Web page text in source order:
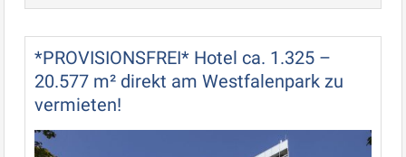
*PROVISIONSFREI* Hotel ca. 1.325 –
20.577 m² direkt am Westfalenpark zu
vermieten!